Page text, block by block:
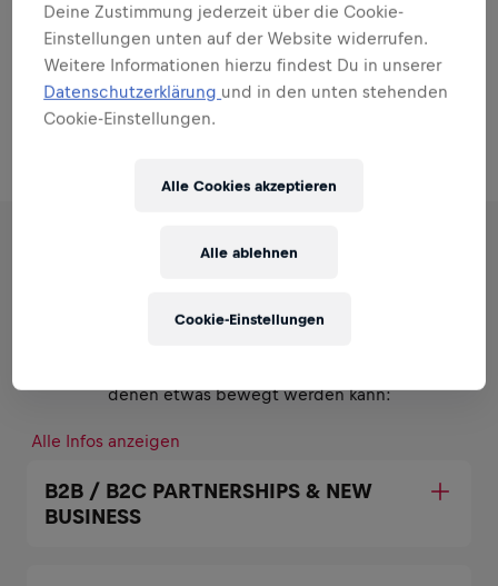
First“.
Unterstütze uns für die Dauer von 6 Monaten und sei
Teil von einem der spannendsten Projekte im
Sportmarketing.
DIE ROLLE
Persönliche Stärken einsetzen
denen etwas bewegt werden kann:
Alle Infos anzeigen
B2B / B2C PARTNERSHIPS & NEW
BUSINESS
Deine Zustimmung jederzeit über die Cookie-
Einstellungen unten auf der Website widerrufen.
Weitere Informationen hierzu findest Du in unserer
Datenschutzerklärung und in den unten stehenden
Cookie-Einstellungen.
Alle ablehnen
Alle Cookies akzeptieren
Cookie-Einstellungen